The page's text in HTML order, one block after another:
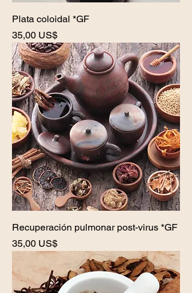
Plata coloidal *GF
Precio
35,00 US$
Recuperación pulmonar post-virus *GF
Precio
35,00 US$